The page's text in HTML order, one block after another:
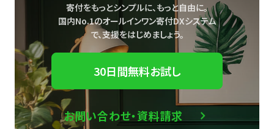
寄付をもっとシンプルに、もっと自由に。
国内No.1のオールインワン寄付DXシステム
で、支援をはじめましょう。
30日間無料お試し
お問い合わせ・資料請求